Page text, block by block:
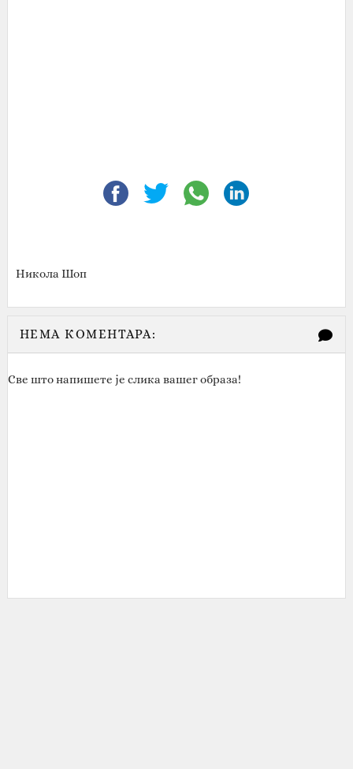
Никола Шоп
НЕМА КОМЕНТАРА:
Све што напишете је слика вашег образа!